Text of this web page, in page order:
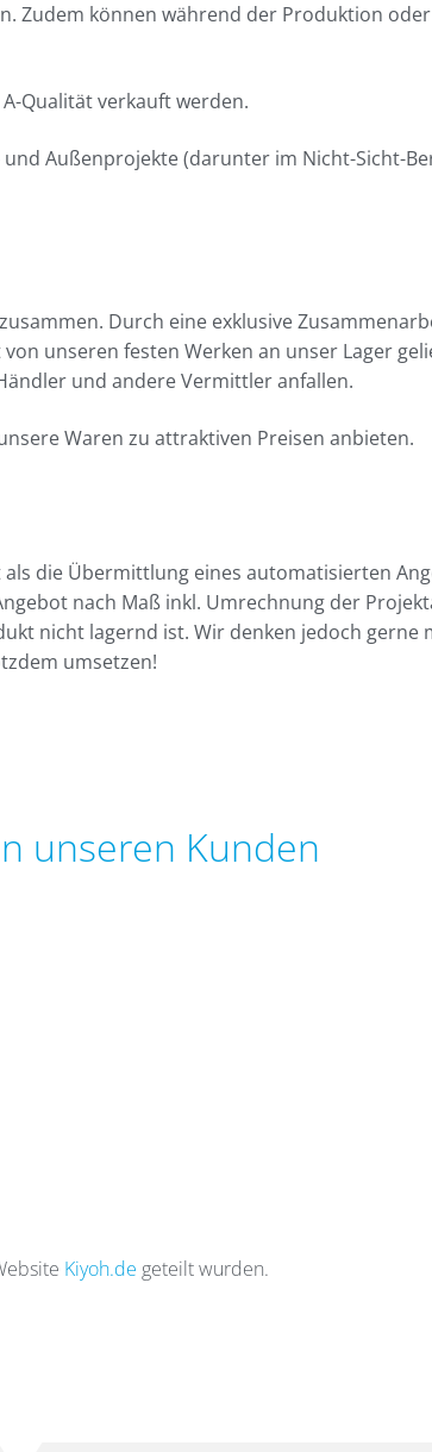
Zudem können während der Produktion
Qualität verkauft werden.
Außenprojekte (darunter im Nicht-Sicht-
Durch eine exklusive
unseren festen Werken an unser Lager
und andere Vermittler anfallen.
Waren zu attraktiven Preisen anbieten.
die Übermittlung eines automatisierten
nach Maß inkl. Umrechnung der
nicht lagernd ist. Wir denken jedoch
umsetzen!
unseren Kunden
Kiyoh.de geteilt wurden.